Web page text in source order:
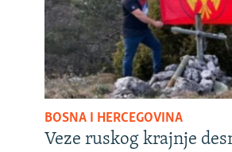
BOSNA I HERCEGOVINA
Veze ruskog krajnje